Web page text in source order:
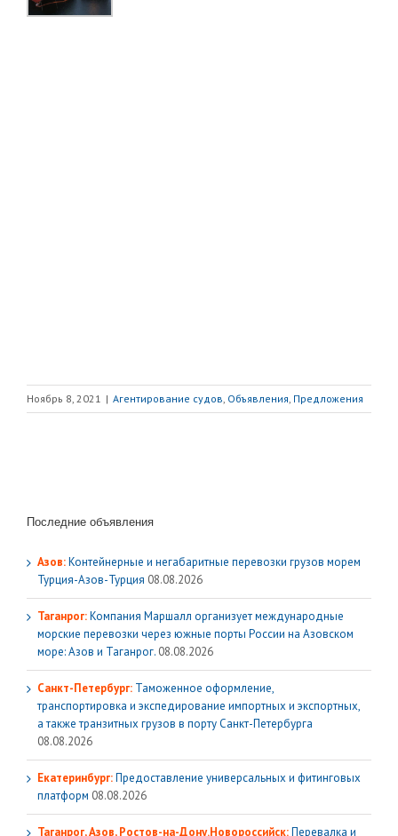
Ноябрь 8, 2021 | Агентирование судов Объявления Предложения
Последние объявления
Азов:Контейнерные и негабаритные перевозки грузов морем
Турция-Азов-Турция 08.08.2026
Таганрог:Компания Маршалл организует международные
морские перевозки через южные порты России на Азовском
море: Азов и Таганрог. 08.08.2026
Санкт-Петербург: Таможенное оформление,
транспортировка и экспедирование импортных и экспортных,
а также транзитных грузов в порту Санкт-Петербурга
08.08.2026
Екатеринбург:Предоставление универсальных и фитинговых
платформ 08.08.2026
Таганрог, Азов, Ростов-на-Дону.Новороссийск:Перевалка и